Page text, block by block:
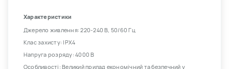
Характеристики
Джерело живлення: 220-240 В, 50/60 Гц
Клас захисту: IPX4
Напруга розряду: 4000 В
Особливості: Великий прилад економічний та безпечний у